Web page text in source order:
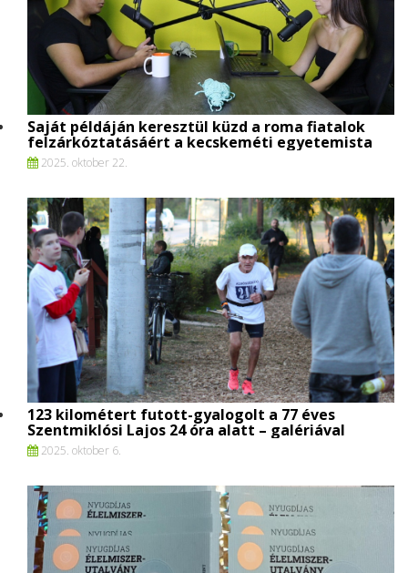
Saját példáján keresztül küzd a roma fiatalok
felzárkóztatásáért a kecskeméti egyetemista
2025. oktober 22.
123 kilométert futott-gyalogolt a 77 éves
Szentmiklósi Lajos 24 óra alatt – galériával
2025. oktober 6.